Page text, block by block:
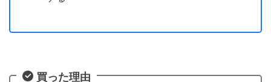
買った理由